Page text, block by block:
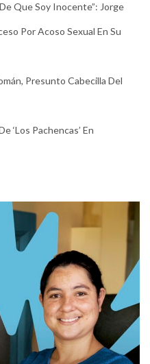
Que Soy Inocente”: Jorge
Por Acoso Sexual En Su
Presunto Cabecilla Del
‘Los Pachencas’ En